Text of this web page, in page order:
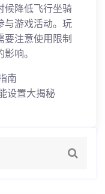
候降低飞行坐骑
与游戏活动。玩
要注意使用限制
响。
南
设置大揭秘